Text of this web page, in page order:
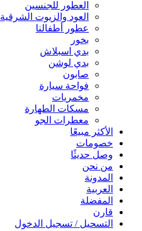
العطور للجنسين
العود والزيوت الشرقية
عطور أطفالنا
بخور
بدي اسبلاش
بدي لوشن
صابون
فواحة سيارة
مخمريات
مسكات الطهارة
معطرات الجو
الأكثر مبيعًا
خصومات
وصل حديثًا
من نحن
المدونة
العربية
المفضلة
قارن
التسحيل / تسجيل الدخول